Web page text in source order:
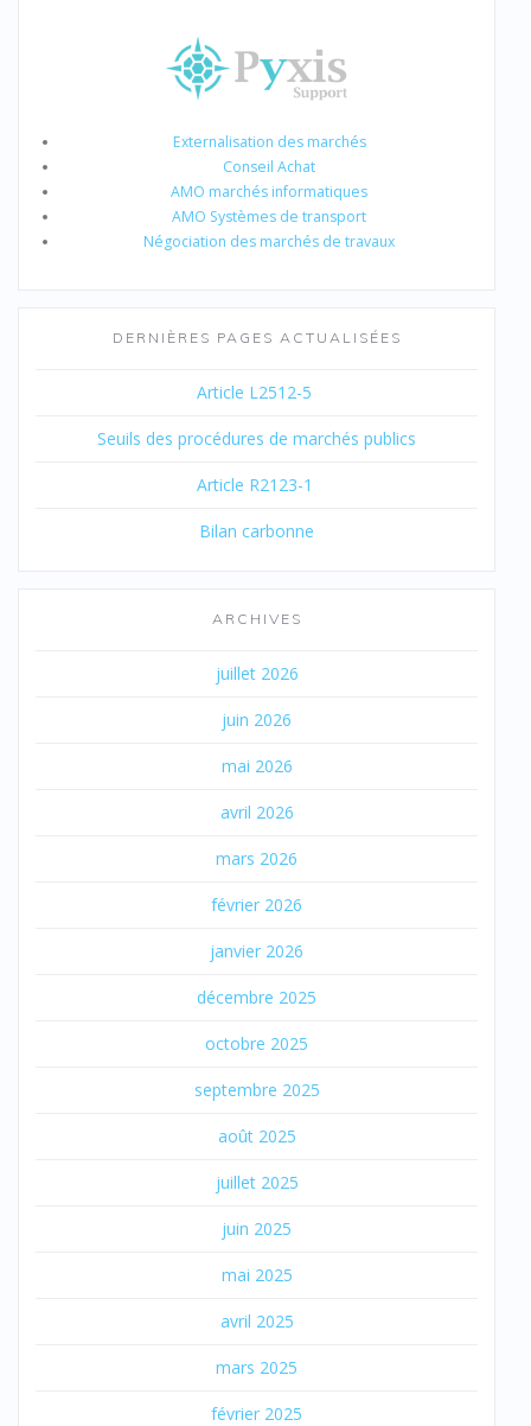
Externalisation des marchés
Conseil Achat
AMO marchés informatiques
AMO Systèmes de transport
Négociation des marchés de travaux
DERNIÈRES PAGES ACTUALISÉES
Article L2512-5
Seuils des procédures de marchés publics
Article R2123-1
Bilan carbonne
ARCHIVES
juillet 2026
juin 2026
mai 2026
avril 2026
mars 2026
février 2026
janvier 2026
décembre 2025
octobre 2025
septembre 2025
août 2025
juillet 2025
juin 2025
mai 2025
avril 2025
mars 2025
février 2025